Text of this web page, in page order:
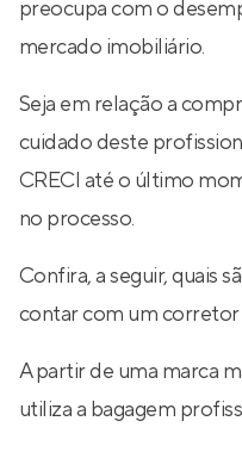
preocupa com o
mercado imobiliário.
Seja em relação a
cuidado deste
CRECI até o último
no processo.
Confira, a seguir, quais
contar com um corretor
A partir de uma marca
utiliza a bagagem